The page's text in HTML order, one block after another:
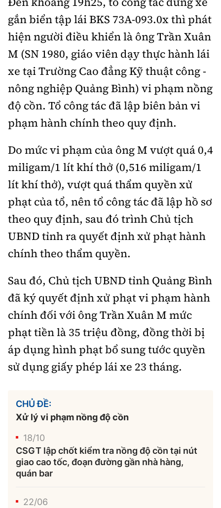
gắn biển tập lái BKS 73A-093.0x thì phát
hiện người điều khiển là ông Trần Xuân
M (SN 1980, giáo viên dạy thực hành lái
xe tại Trường Cao đẳng Kỹ thuật công -
nông nghiệp Quảng Bình) vi phạm nồng
độ cồn. Tổ công tác đã lập biên bản vi
phạm hành chính theo quy định.
Do mức vi phạm của ông M vượt quá 0,4
miligam/1 lít khí thở (0,516 miligam/1
lít khí thở), vượt quá thẩm quyền xử
phạt của tổ, nên tổ công tác đã lập hồ sơ
theo quy định, sau đó trình Chủ tịch
UBND tỉnh ra quyết định xử phạt hành
chính theo thẩm quyền.
Sau đó, Chủ tịch UBND tỉnh Quảng Bình
đã ký quyết định xử phạt vi phạm hành
chính đối với ông Trần Xuân M mức
phạt tiền là 35 triệu đồng, đồng thời bị
áp dụng hình phạt bổ sung tước quyền
sử dụng giấy phép lái xe 23 tháng.
CHỦ ĐỀ:
Xử lý vi phạm nồng độ cồn
18/10
CSGT lập chốt kiểm tra nồng độ cồn tại nút
giao cao tốc, đoạn đường gần nhà hàng,
quán bar
22/06